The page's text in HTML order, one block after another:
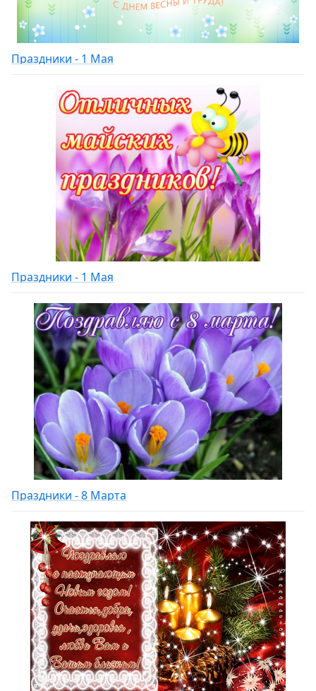
Праздники - 1 Мая
Праздники - 1 Мая
Праздники - 8 Марта